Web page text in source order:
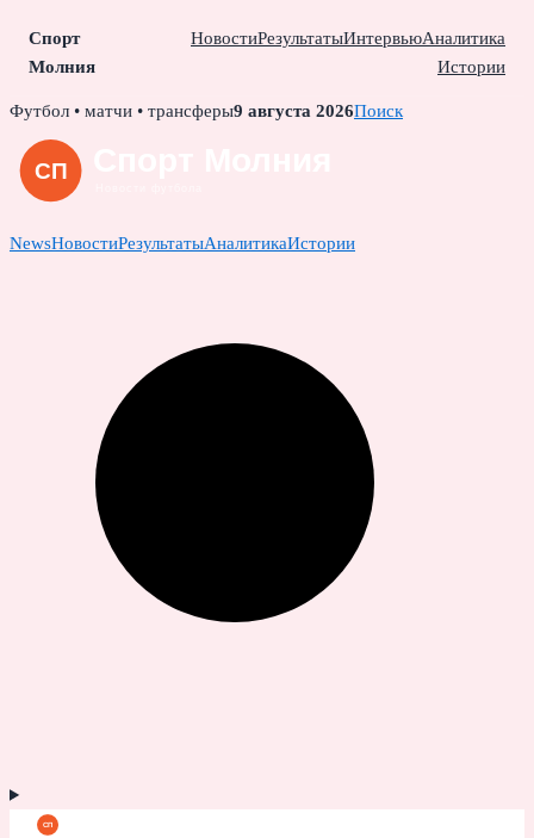
Спорт
Молния
НовостиРезультатыИнтервьюАналитика
Истории
Skip
content
Футбол • матчи • трансферы9 августа 2026Поиск
NewsНовостиРезультатыАналитикаИстории